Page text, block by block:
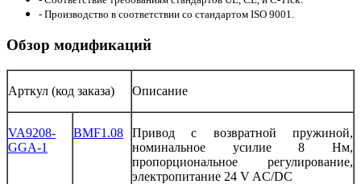
- Производство в соответствии со стандартом ISO 9001.
Обзор модификаций
Арткул (код заказа) Описание
VA9208-
GGA-1
BMF1.08 Привод с возвратной пружиной,
номинальное
усилие8Нм,
пропорциональное регулирование,
электропитание 24 V AC/DC